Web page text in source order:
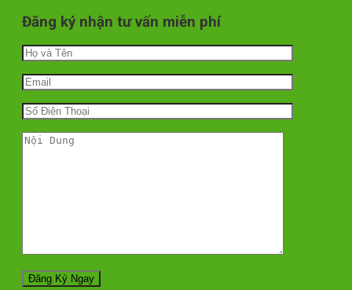
Đăng ký nhận tư vấn miễn phí